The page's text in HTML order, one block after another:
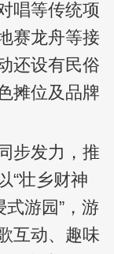
唱等传统项
赛龙舟等接
还设有民俗
摊位及品牌
步发力，推
“壮乡财神
式游园”，游
互动、趣味